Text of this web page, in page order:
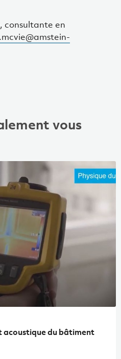
consultante en
vous
acoustique du bâtiment